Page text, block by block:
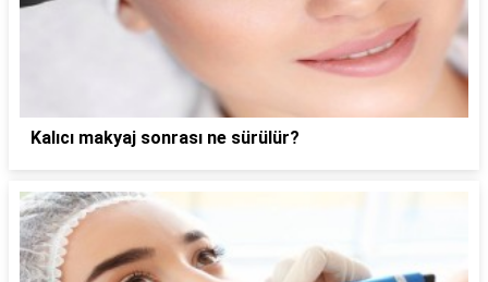
Kalıcı makyaj sonrası ne sürülür?